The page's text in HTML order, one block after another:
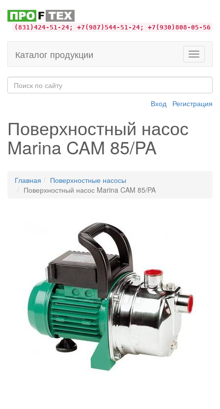
(831)424-51-24; +7(987)544-51-24; +7(930)808-05-56
Toggle
Каталог продукции
Вход Регистрация
Поверхностный насос
Marina CAM 85/PA
Главная
Поверхностные насосы
Поверхностный насос Marina CAM 85/PA